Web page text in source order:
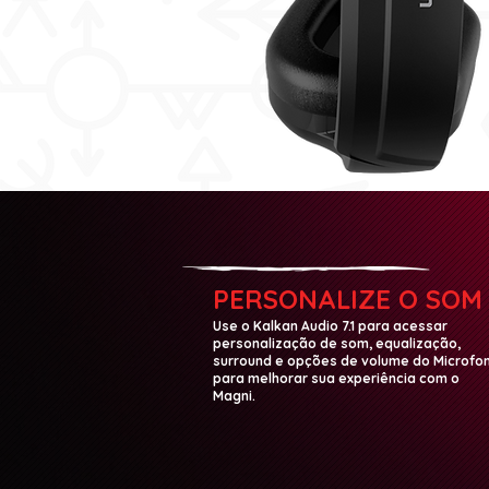
PERSONALIZE O SOM
Use o Kalkan Audio 7.1 para acessar
personalização de som, equalização,
surround e opções de volume do
para melhorar sua experiência com o
Magni.